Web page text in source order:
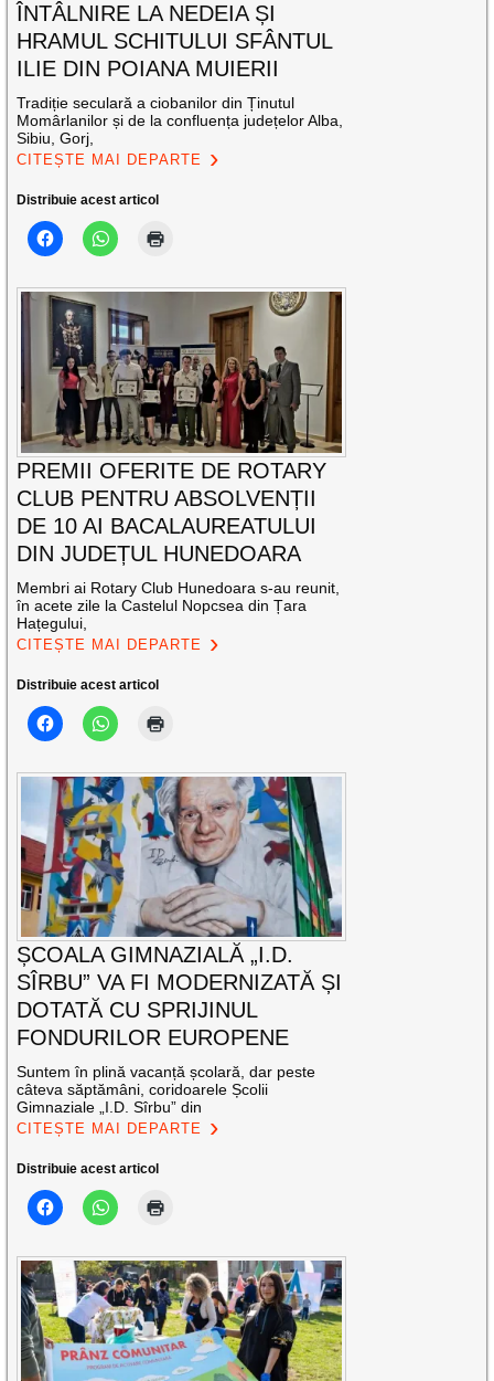
ÎNTÂLNIRE LA NEDEIA ȘI
HRAMUL SCHITULUI SFÂNTUL
ILIE DIN POIANA MUIERII
Tradiție seculară a ciobanilor din Ținutul
Momârlanilor și de la confluența județelor Alba,
Sibiu, Gorj,
CITEȘTE MAI DEPARTE
Distribuie acest articol
PREMII OFERITE DE ROTARY
CLUB PENTRU ABSOLVENȚII
DE 10 AI BACALAUREATULUI
DIN JUDEȚUL HUNEDOARA
Membri ai Rotary Club Hunedoara s-au reunit,
în acete zile la Castelul Nopcsea din Țara
Hațegului,
CITEȘTE MAI DEPARTE
Distribuie acest articol
ȘCOALA GIMNAZIALĂ „I.D.
SÎRBU” VA FI MODERNIZATĂ ȘI
DOTATĂ CU SPRIJINUL
FONDURILOR EUROPENE
Suntem în plină vacanță școlară, dar peste
câteva săptămâni, coridoarele Școlii
Gimnaziale „I.D. Sîrbu” din
CITEȘTE MAI DEPARTE
Distribuie acest articol